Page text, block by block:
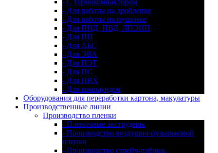
- С термокомпактором
- Для работы на дробленке
- Для работы на пушонке
- Для ПНД, ПВД, ЛПЭНП
- Для ПП
- Для АБС
- Для ЭВА
- Для ПЭТ
- Для ПС
- Для ПВХ
- Для компаундов
Оборудования для переработки картона, макулатуры
Производственные линии
Производство пленки
- Пленочные экструдеры
- Производство воздушно-пузырьковой
пленки
- Производство стрейч-плёнки,